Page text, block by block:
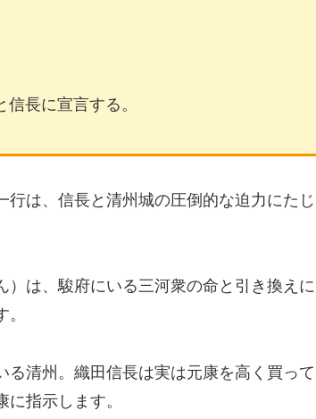
長に宣言する。
は、信長と清州城の圧倒的な迫力にたじ
は、駿府にいる三河衆の命と引き換えに
清州。織田信長は実は元康を高く買って
指示します。